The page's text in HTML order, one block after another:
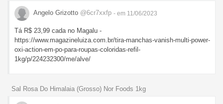
Angelo Grizotto @6cr7xxfp - em 11/06/2023
Tá R$ 23,99 cada no Magalu -
https://www.magazineluiza.com.br/tira-manchas-vanish-multi-power-
oxi-action-em-po-para-roupas-coloridas-refil-
1kg/p/224232300/me/alve/
Sal Rosa Do Himalaia (Grosso) Nor Foods 1kg